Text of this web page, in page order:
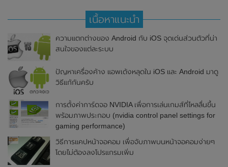
เนื้อหาแนะนำ
ความแตกต่างของ Android กับ iOS จุดเด่นส่วนตัวที่น่า
สนใจของแต่ละระบบ
ปัญหาเครื่องค้าง แอพเด้งหลุดใน iOS และ Android มาดู
วิธีแก้กันครับ
การตั้งค่าการ์ดจอ NVIDIA เพื่อการเล่นเกมส์ที่ไหลลื่นขึ้น
พร้อมภาพประกอบ (nvidia control panel settings for
gaming performance)
วิธีการแคปหน้าจอคอม เพื่อจับภาพบนหน้าจอคอมง่ายๆ
โดยไม่ต้องลงโปรแกรมเพิ่ม